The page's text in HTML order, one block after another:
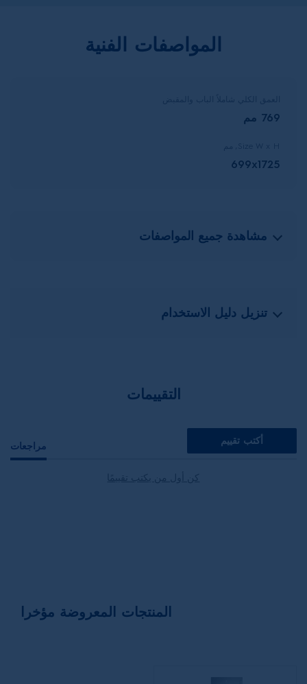
المواصفات الفنية
769 مم
699x1725
مشاهدة جميع المواصفات
تنزيل دليل الاستخدام
التقييمات
مراجعات أكتب تقييم
كن أول من يكتب تقييمًا
المنتجات المعروضة مؤخرا